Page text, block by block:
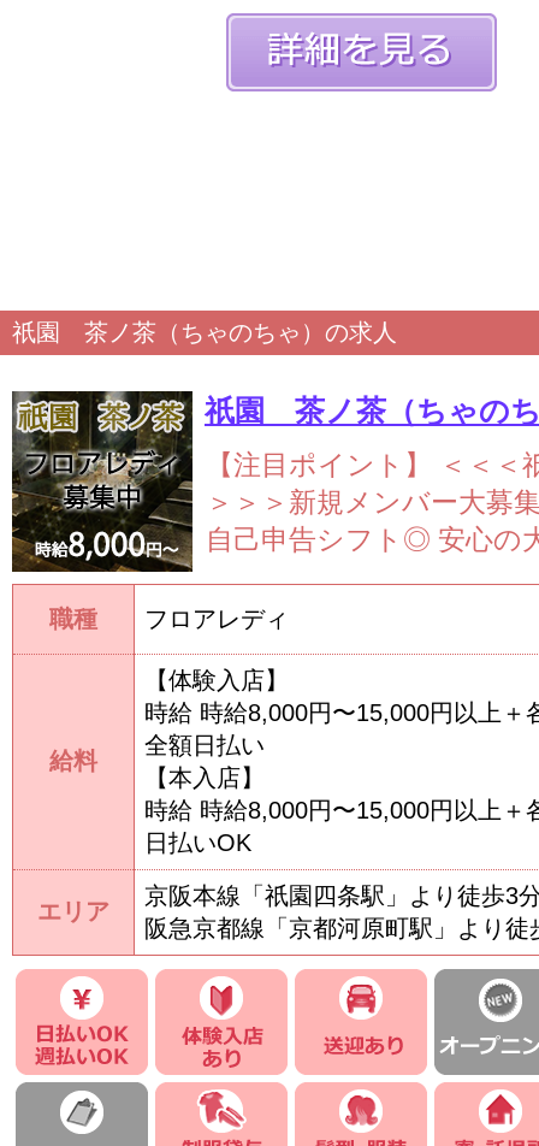
祇園 茶ノ茶（ちゃのちゃ）の求人
祇園 茶ノ茶（ちゃの
職種 フロアレディ
給料
【体験入店】
時給 時給8,000円〜15,000円以上
全額日払い
【本入店】
時給 時給8,000円〜15,000円以上
日払いOK
エリア
京阪本線「祇園四条駅」より徒歩3
阪急京都線「京都河原町駅」より徒
【注目ポイント】
＜＜＜
＞＞＞新規メンバー大募
自己申告シフト◎ 安心の